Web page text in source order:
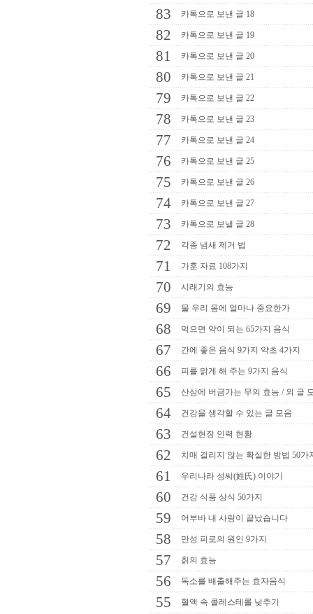
83 카톡으로 보낸 글 18
82 카톡으로 보낸 글 19
81 카톡으로 보낸 글 20
80 카톡으로 보낸 글 21
79 카톡으로 보낸 글 22
78 카톡으로 보낸 글 23
77 카톡으로 보낸 글 24
76 카톡으로 보낸 글 25
75 카톡으로 보낸 글 26
74 카톡으로 보낸 글 27
73 카톡으로 보낼 글 28
72 각종 냄새 제거 법
71 가훈 자료 108가지
70 시래기의 효능
69 물 우리 몸에 얼마나 중요한가
68 먹으면 약이 되는 65가지 음식
67 간에 좋은 음식 9가지 약초 4가지
66 피를 맑게 해 주는 9가지 음식
65 산삼에 버금가는 무의 효능 / 외 글
64 건강을 생각할 수 있는 글 모음
63 건설현장 인력 현황
62 치매 걸리지 않는 확실한 방법 50가
61 우리나라 성씨(姓氏) 이야기
60 건강 식품 상식 50가지
59 어부바 내 사랑이 끝났습니다
58 만성 피로의 원인 9가지
57 칡의 효능
56 독소를 배출해주는 효자음식
55 혈액 속 콜레스테롤 낮추기